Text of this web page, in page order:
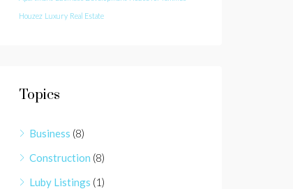
Houzez Luxury Real Estate
Topics
Business (8)
Construction (8)
Luby Listings (1)